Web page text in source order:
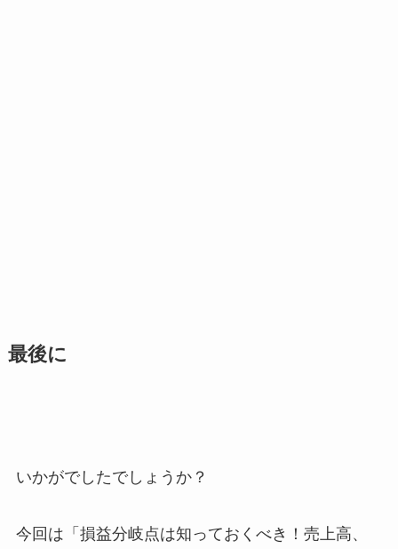
最後に
いかがでしたでしょうか？
今回は「損益分岐点は知っておくべき！売上高、